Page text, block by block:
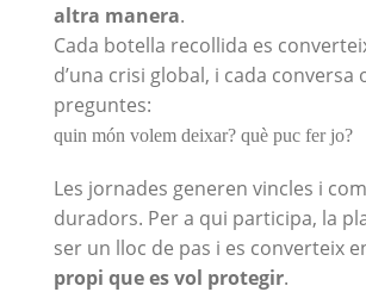
altra manera.
Cada botella recollida es
d’una crisi global, i cada conversa
preguntes:
quin món volem deixar? què puc fer jo?
Les jornades generen vincles i
duradors. Per a qui participa, la
ser un lloc de pas i es converteix
propi que es vol protegir.